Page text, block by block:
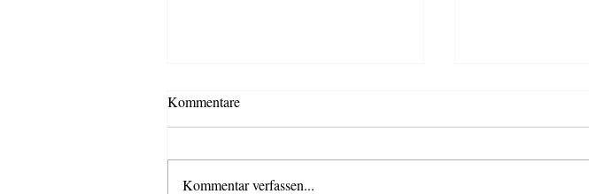
Kommentare
Kommentar verfassen...